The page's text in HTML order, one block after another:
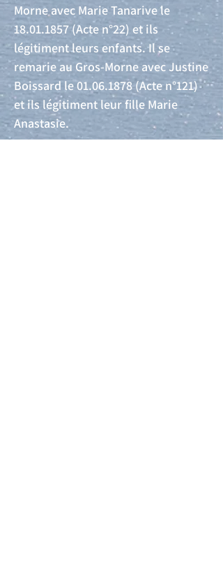
Morne avec Marie Tanarive le
18.01.1857(Acte n°22) et ils
légitiment leurs enfants. Il se
remarie au Gros-Morne avec Justine
Boissard le01.06.1878(Acte n°121)
et ils légitiment leur fille Marie
Anastasie.